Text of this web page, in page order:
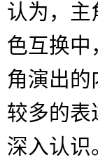
认为，主
色互换中
角演出的
较多的表
深入认识